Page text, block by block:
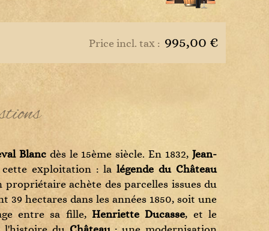
Price incl. tax : 995,00 €
Blancdès le 15ème siècle. En 1832,Jean-
cette exploitation : la légende du Château
propriétaire achète des parcelles issues du
hectares dans les années 1850, soit une
entre sa fille, Henriette Ducasse, et le